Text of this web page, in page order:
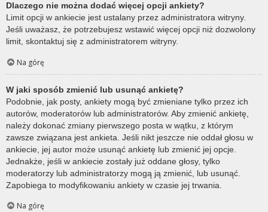
Dlaczego nie można dodać więcej opcji ankiety?
Limit opcji w ankiecie jest ustalany przez administratora witryny.
Jeśli uważasz, że potrzebujesz wstawić więcej opcji niż dozwolony
limit, skontaktuj się z administratorem witryny.
Na górę
W jaki sposób zmienić lub usunąć ankietę?
Podobnie, jak posty, ankiety mogą być zmieniane tylko przez ich
autorów, moderatorów lub administratorów. Aby zmienić ankietę,
należy dokonać zmiany pierwszego posta w wątku, z którym
zawsze związana jest ankieta. Jeśli nikt jeszcze nie oddał głosu w
ankiecie, jej autor może usunąć ankietę lub zmienić jej opcje.
Jednakże, jeśli w ankiecie zostały już oddane głosy, tylko
moderatorzy lub administratorzy mogą ją zmienić, lub usunąć.
Zapobiega to modyfikowaniu ankiety w czasie jej trwania.
Na górę